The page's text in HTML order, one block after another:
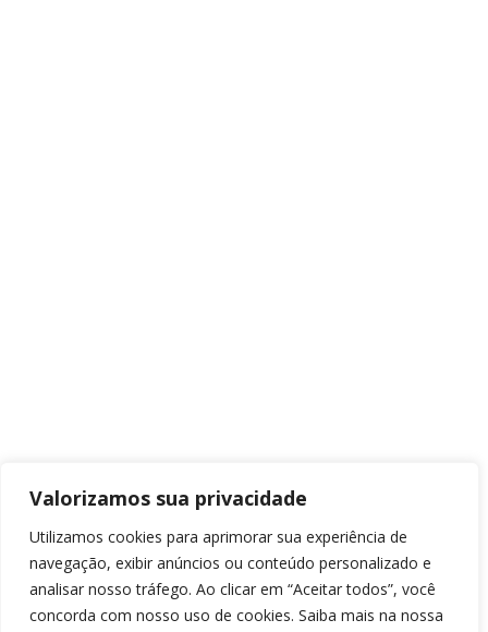
Valorizamos sua privacidade
Utilizamos cookies para aprimorar sua experiência de
navegação, exibir anúncios ou conteúdo personalizado e
analisar nosso tráfego. Ao clicar em “Aceitar todos”, você
concorda com nosso uso de cookies. Saiba mais na nossa